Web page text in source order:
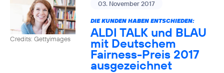
Credits: Gettyimages
03. November 2017
DIE KUNDEN HABEN ENTSCHIEDEN:
ALDI TALK und BLAU
mit Deutschem
Fairness-Preis 2017
ausgezeichnet